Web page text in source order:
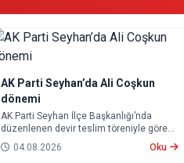
AK Parti Seyhan’da Ali Coşkun
dönemi
AK Parti Seyhan İlçe Başkanlığı’nda
düzenlenen devir teslim töreniyle görevi
devralan Ali Coşkun resmen görevine
başladı. Hizmet vurgusu yapan Coşkun,
04.08.2026 Oku